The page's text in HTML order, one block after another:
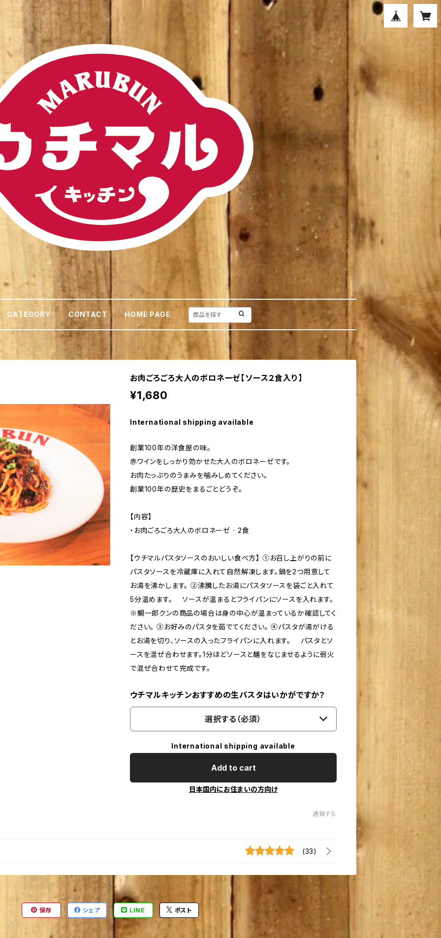
CATEGORY CONTACT HOME PAGE
お肉ごろごろ大人のボロネーゼ【ソース２食入り】
¥1,680
International shipping available
創業100年の洋食屋の味。
赤ワインをしっかり効かせた大人のボロネーゼです。
お肉たっぷりのうまみを噛みしめてください。
創業100年の歴史をまるごとどうぞ。
【内容】
・お肉ごろごろ大人のボロネーゼ‐2食
【ウチマルパスタソースのおいしい食べ方】 ①お召し上がりの前に
パスタソースを冷蔵庫に入れて自然解凍します。鍋を2つ用意して
お湯を沸かします。 ➁沸騰したお湯にパスタソースを袋ごと入れて
5分温めます。 ソースが温まるとフライパンにソースを入れます。
※鯛一郎クンの商品の場合は身の中心が温まっているか確認してく
ださい。 ③お好みのパスタを茹でてください。 ④パスタが湯がける
とお湯を切り、ソースの入ったフライパンに入れます。 パスタとソ
ースを混ぜ合わせます。1分ほどソースと麺をなじませるように弱火
で混ぜ合わせて完成です。
ウチマルキッチンおすすめの生パスタはいかがですか？
選択する（必須）
International shipping available
Add to cart
日本国内にお住まいの方向け
通報する
(33)
保存 シェア LINE ポスト